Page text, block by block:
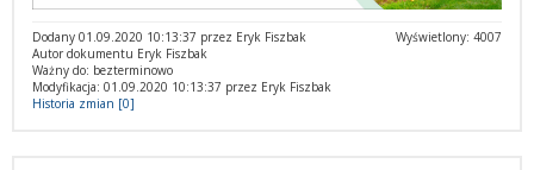
Wyświetlony: 4007
Dodany 01.09.2020 10:13:37 przez Eryk Fiszbak
Autor dokumentu Eryk Fiszbak
Ważny do: bezterminowo
Modyfikacja: 01.09.2020 10:13:37 przez Eryk Fiszbak
Historia zmian [0]